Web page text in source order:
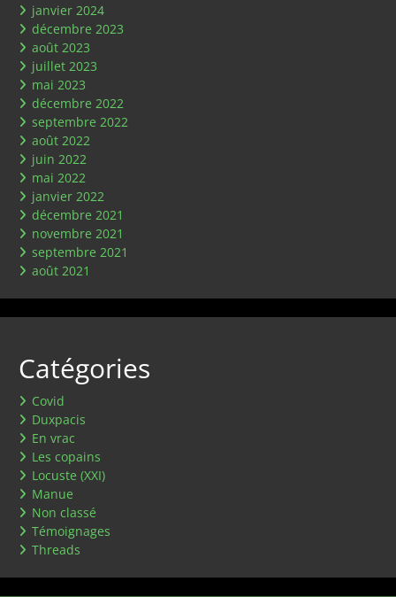
janvier 2024
décembre 2023
août 2023
juillet 2023
mai 2023
décembre 2022
septembre 2022
août 2022
juin 2022
mai 2022
janvier 2022
décembre 2021
novembre 2021
septembre 2021
août 2021
Catégories
Covid
Duxpacis
En vrac
Les copains
Locuste (XXI)
Manue
Non classé
Témoignages
Threads